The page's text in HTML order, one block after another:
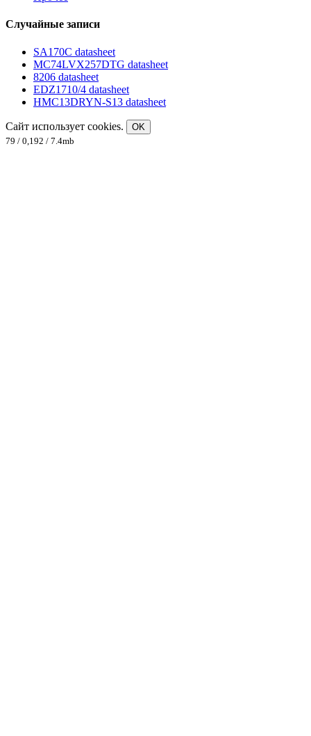
Случайные записи
SA170C datasheet
MC74LVX257DTG datasheet
8206 datasheet
EDZ1710/4 datasheet
HMC13DRYN-S13 datasheet
Сайт использует cookies.
OK
79 / 0,192 / 7.4mb